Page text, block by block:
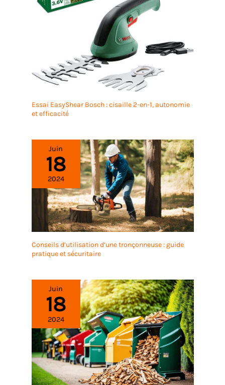
Essai EasyShear Bosch : cisaille 2-en-1, autonomie
et efficacité
Juin
18
2024
Conseils d’utilisation d’une tronçonneuse : guide
pratique et sécuritaire
Juin
18
2024